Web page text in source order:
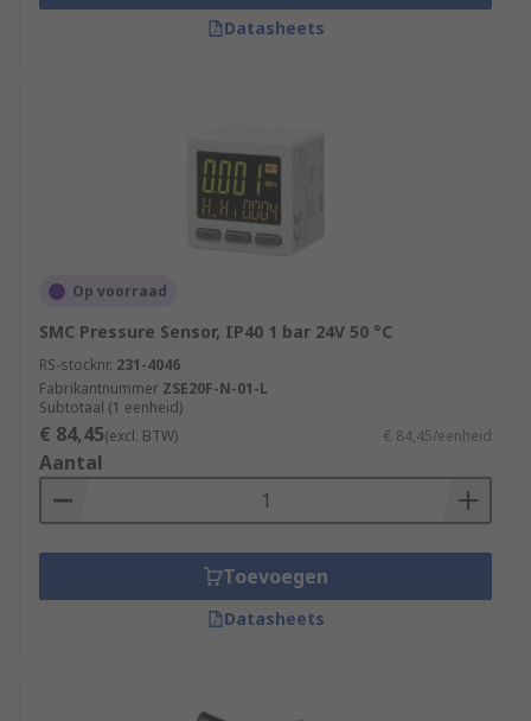
Datasheets
Op voorraad
SMC Pressure Sensor, IP40 1 bar 24V 50 °C
RS-stocknr. 231-4046
Fabrikantnummer ZSE20F-N-01-L
Subtotaal (1 eenheid)
€ 84,45(excl. BTW) € 84,45/eenheid
Aantal
Toevoegen
Datasheets